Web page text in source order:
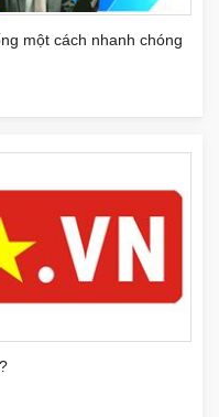
một cách nhanh chóng